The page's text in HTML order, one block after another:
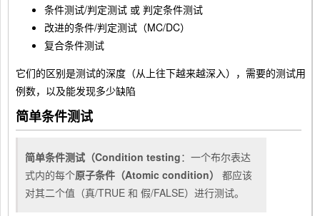
条件测试/判定测试 或 判定条件测试
改进的条件/判定测试（MC/DC）
复合条件测试
它们的区别是测试的深度（从上往下越来越深入），需要的测试用
例数，以及能发现多少缺陷
简单条件测试
简单条件测试（Condition testing：一个布尔表达
式内的每个原子条件（Atomic condition）
都应该
对其二个值（真/TRUE 和 假/FALSE）进行测试。